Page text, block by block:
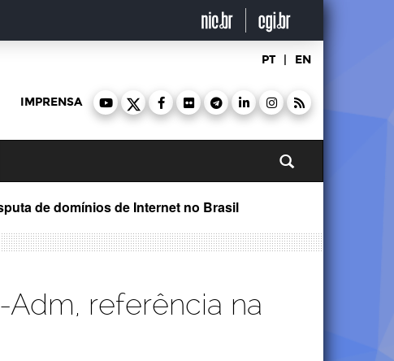
PT | EN
IMPRENSA
de domínios de Internet no Brasil
Adm, referência na